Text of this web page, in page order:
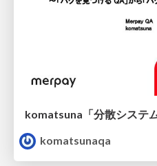
komatsuna「分散システ
komatsunaqa